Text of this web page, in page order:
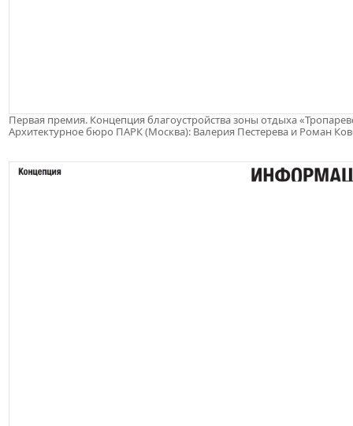
Первая премия. Концепция благоустройства зоны отдыха
Архитектурное бюро ПАРК (Москва): Валерия Пестерева и Роман